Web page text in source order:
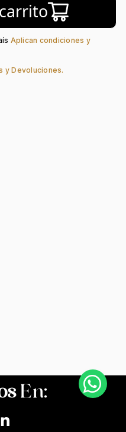
Aplican condiciones y
y Devoluciones.
En: